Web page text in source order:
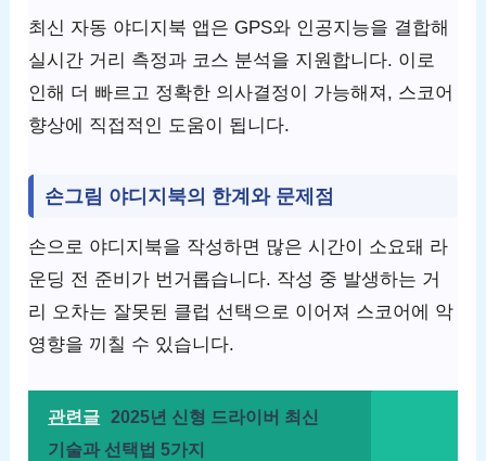
최신 자동 야디지북 앱은 GPS와 인공지능을 결합해
실시간 거리 측정과 코스 분석을 지원합니다. 이로
인해 더 빠르고 정확한 의사결정이 가능해져, 스코어
향상에 직접적인 도움이 됩니다.
손그림 야디지북의 한계와 문제점
손으로 야디지북을 작성하면 많은 시간이 소요돼 라
운딩 전 준비가 번거롭습니다. 작성 중 발생하는 거
리 오차는 잘못된 클럽 선택으로 이어져 스코어에 악
영향을 끼칠 수 있습니다.
관련글 2025년 신형 드라이버 최신
기술과 선택법 5가지